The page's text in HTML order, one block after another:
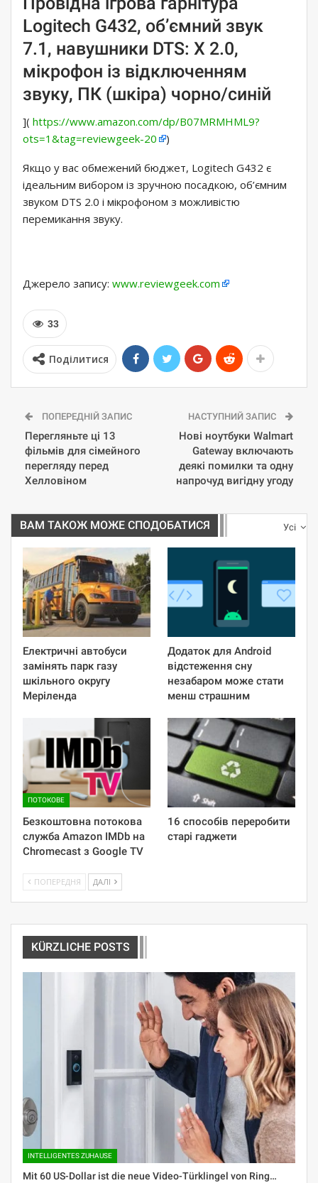
Logitech G432, об’ємний звук
7.1, навушники DTS: X 2.0,
мікрофон із відключенням
звуку, ПК (шкіра) чорно/синій
]( https://www.amazon.com/dp/B07MRMHML9?
ots=1&tag=reviewgeek-20
)
Якщо у вас обмежений бюджет, Logitech G432 є
ідеальним вибором із зручною посадкою, об’ємним
звуком DTS 2.0 і мікрофоном з можливістю
перемикання звуку.
Джерело запису: www.reviewgeek.com
33
Поділитися
ПОПЕРЕДНІЙ ЗАПИС
Перегляньте ці 13
фільмів для сімейного
перегляду перед
Хелловіном
НАСТУПНИЙ ЗАПИС
Нові ноутбуки Walmart
Gateway включають
деякі помилки та одну
напрочуд вигідну угоду
Усі
ВАМ ТАКОЖ МОЖЕ СПОДОБАТИСЯ
Електричні автобуси
замінять парк газу
шкільного округу
Меріленда
Додаток для Android
відстеження сну
незабаром може стати
менш страшним
ПОТОКОВЕ
Безкоштовна потокова
служба Amazon IMDb на
Chromecast з Google TV
16 способів переробити
старі гаджети
ПОПЕРЕДНЯ ДАЛІ
KÜRZLICHE POSTS
INTELLIGENTES ZUHAUSE
Mit 60 US-Dollar ist die neue Video-Türklingel von Ring…